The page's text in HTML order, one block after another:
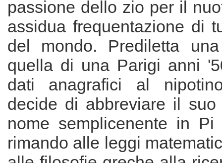
passione dello zio per il
assidua frequentazione di
del mondo. Prediletta
quella di una Parigi anni
dati anagrafici al
decide di abbreviare il suo
nome semplicenente in Pi
rimando alle leggi